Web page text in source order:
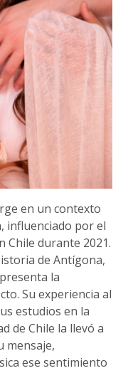
en un contexto
influenciado por el
Chile durante 2021.
de Antígona,
la
Su experiencia al
estudios en la
de Chile la llevó a
mensaje,
ese sentimiento